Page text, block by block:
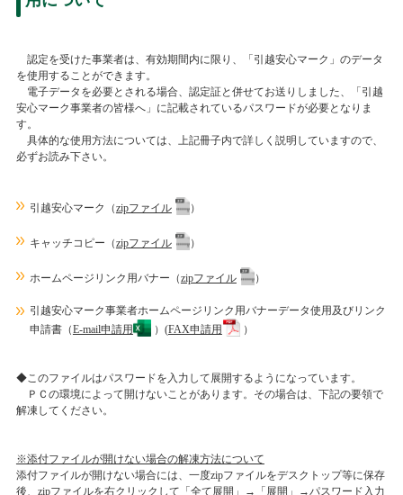
認定を受けた事業者は、有効期間内に限り、「引越安心マーク」のデータ
を使用することができます。
電子データを必要とされる場合、認定証と併せてお送りしました、「引越
安心マーク事業者の皆様へ」に記載されているパスワードが必要となりま
す。
具体的な使用方法については、上記冊子内で詳しく説明していますので、
必ずお読み下さい。
引越安心マーク（zipファイル ）
キャッチコピー（zipファイル ）
ホームページリンク用バナー（zipファイル ）
引越安心マーク事業者ホームページリンク用バナーデータ使用及びリンク
申請書（E-mail申請用 ）(FAX申請用 ）
◆このファイルはパスワードを入力して展開するようになっています。
ＰＣの環境によって開けないことがあります。その場合は、下記の要領で
解凍してください。
※添付ファイルが開けない場合の解凍方法について
添付ファイルが開けない場合には、一度zipファイルをデスクトップ等に保存
後、zipファイルを右クリックして「全て展開」→「展開」→パスワード入力